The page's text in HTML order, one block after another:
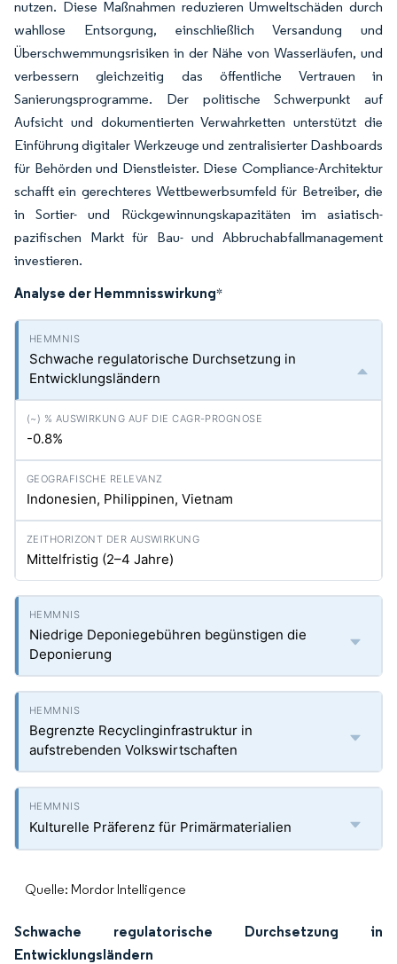
nutzen. Diese Maßnahmen reduzieren Umweltschäden durch
wahllose Entsorgung, einschließlich Versandung und
Überschwemmungsrisiken in der Nähe von Wasserläufen, und
verbessern gleichzeitig das öffentliche Vertrauen in
Sanierungsprogramme. Der politische Schwerpunkt auf
Aufsicht und dokumentierten Verwahrketten unterstützt die
Einführung digitaler Werkzeuge und zentralisierter Dashboards
für Behörden und Dienstleister. Diese Compliance-Architektur
schafft ein gerechteres Wettbewerbsumfeld für Betreiber, die
in Sortier- und Rückgewinnungskapazitäten im asiatisch-
pazifischen Markt für Bau- und Abbruchabfallmanagement
investieren.
Analyse der Hemmnisswirkung*
Schwache regulatorische Durchsetzung in
Entwicklungsländern
-0.8%
Indonesien, Philippinen, Vietnam
Mittelfristig (2–4 Jahre)
Niedrige Deponiegebühren begünstigen die
Deponierung
Begrenzte Recyclinginfrastruktur in
aufstrebenden Volkswirtschaften
Kulturelle Präferenz für Primärmaterialien
Quelle: Mordor Intelligence
Schwache regulatorische Durchsetzung in
Entwicklungsländern